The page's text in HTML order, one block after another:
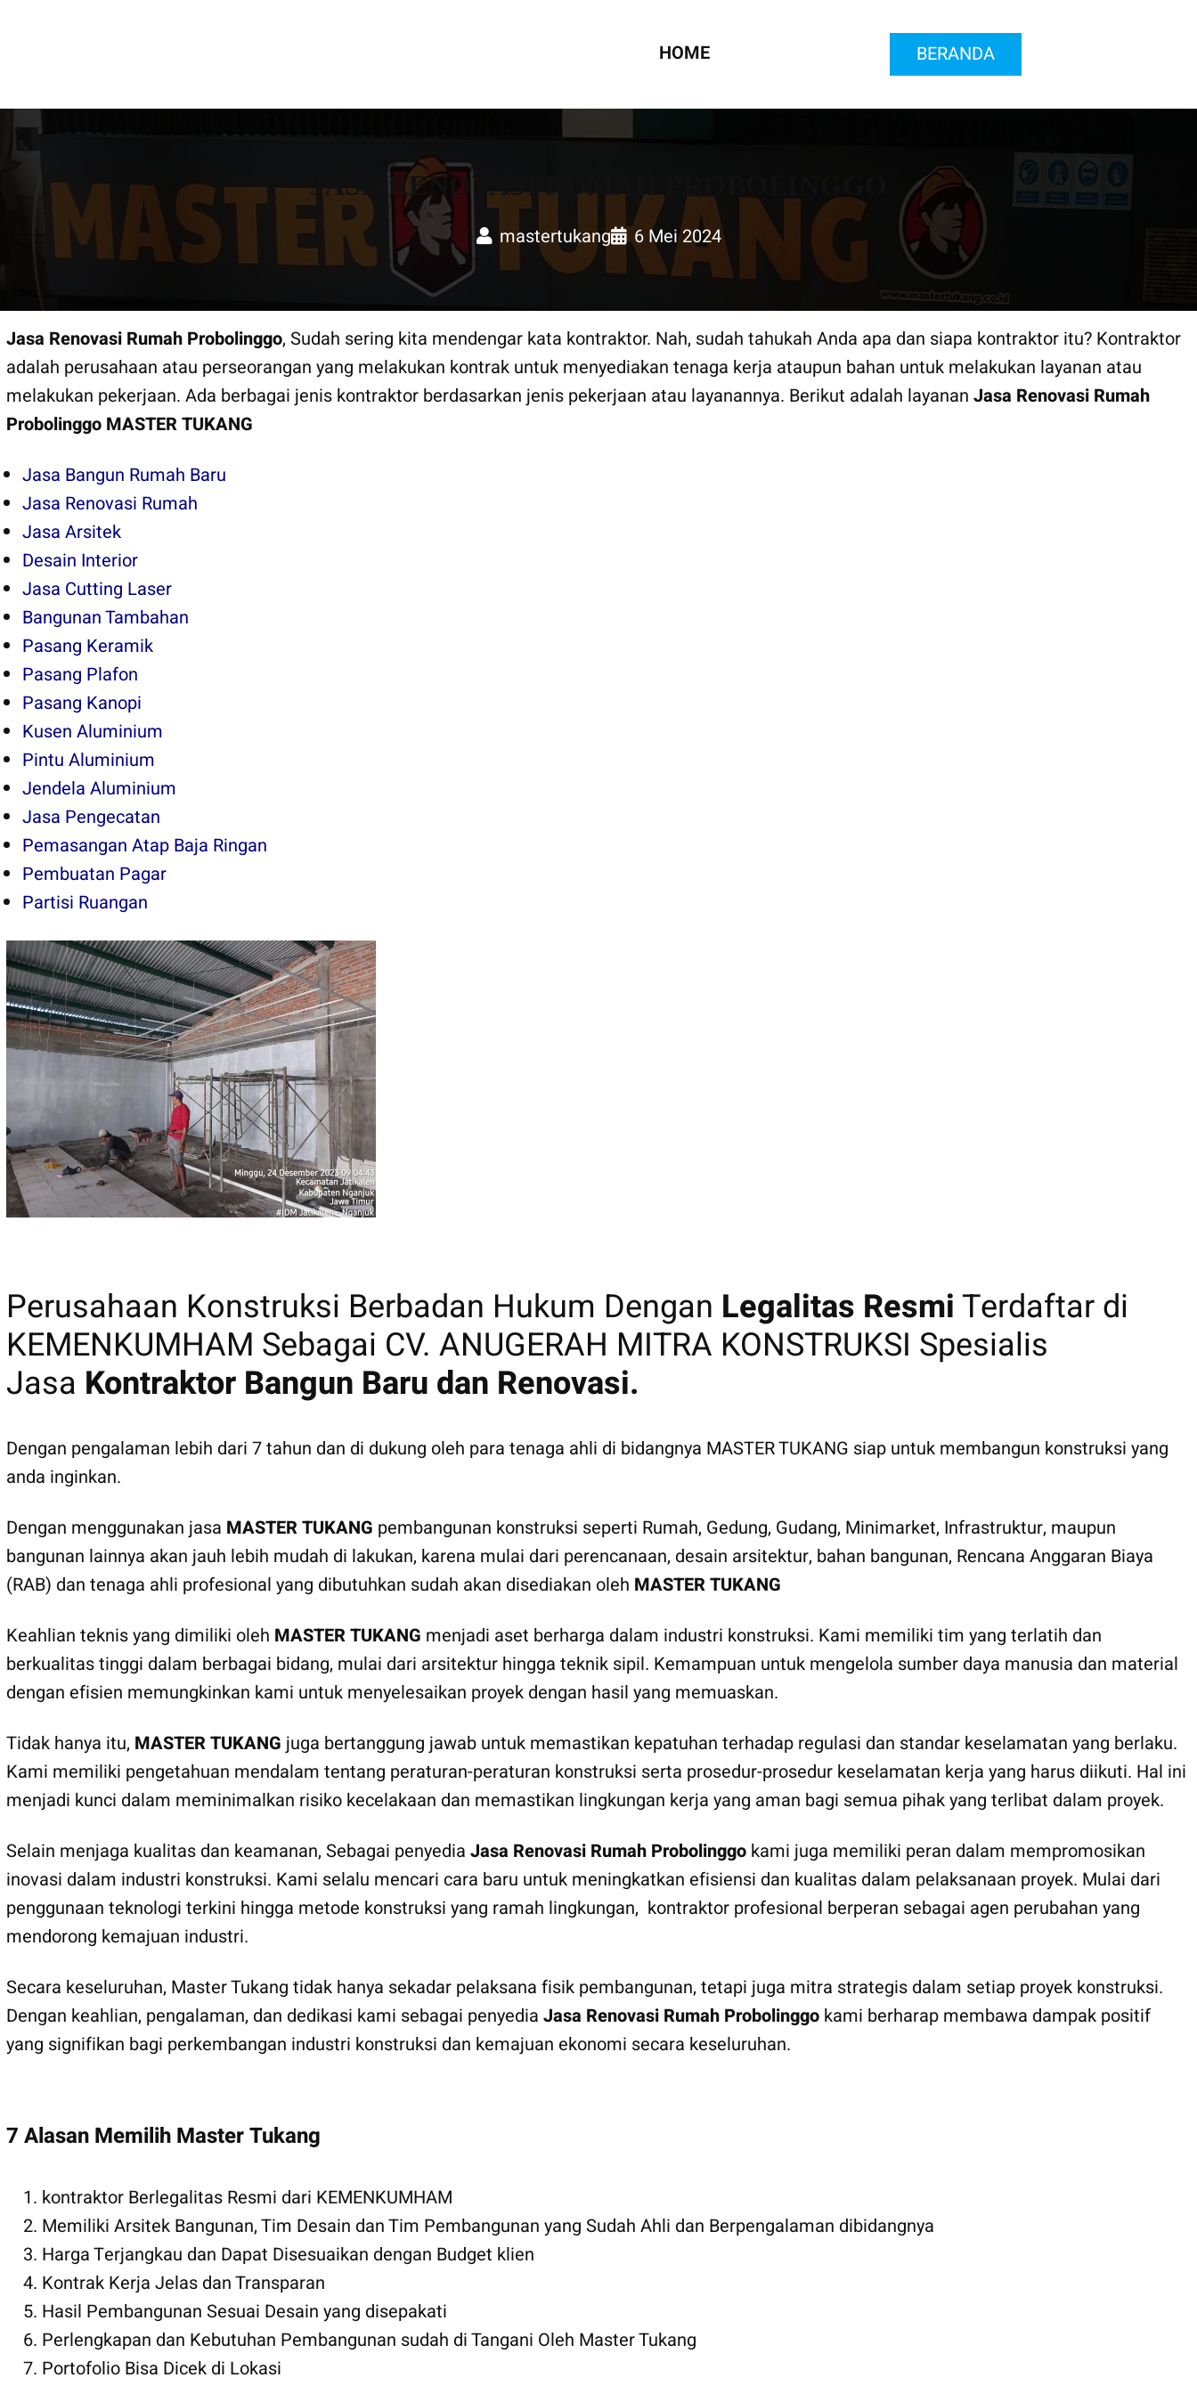
HOME BERANDA
JASA RENOVASI RUMAH PROBOLINGGO
mastertukang 6 Mei 2024
Jasa Renovasi Rumah Probolinggo, Sudah sering kita mendengar kata kontraktor. Nah, sudah tahukah Anda apa dan siapa kontraktor itu? Kontraktor
adalah perusahaan atau perseorangan yang melakukan kontrak untuk menyediakan tenaga kerja ataupun bahan untuk melakukan layanan atau
melakukan pekerjaan. Ada berbagai jenis kontraktor berdasarkan jenis pekerjaan atau layanannya. Berikut adalah layananJasa Renovasi Rumah
Probolinggo MASTER TUKANG
Jasa Bangun Rumah Baru
Jasa Renovasi Rumah
Jasa Arsitek
Desain Interior
Jasa Cutting Laser
Bangunan Tambahan
Pasang Keramik
Pasang Plafon
Pasang Kanopi
Kusen Aluminium
Pintu Aluminium
Jendela Aluminium
Jasa Pengecatan
Pemasangan Atap Baja Ringan
Pembuatan Pagar
Partisi Ruangan
Perusahaan Konstruksi Berbadan Hukum Dengan Legalitas ResmiTerdaftar di
KEMENKUMHAM Sebagai CV. ANUGERAH MITRA KONSTRUKSI Spesialis
Jasa Kontraktor Bangun Baru dan Renovasi.
Dengan pengalaman lebih dari 7 tahun dan di dukung oleh para tenaga ahli di bidangnya MASTER TUKANG siap untuk membangun konstruksi yang
anda inginkan.
Dengan menggunakan jasa MASTER TUKANG pembangunan konstruksi seperti Rumah, Gedung, Gudang, Minimarket, Infrastruktur, maupun
bangunan lainnya akan jauh lebih mudah di lakukan, karena mulai dari perencanaan, desain arsitektur, bahan bangunan, Rencana Anggaran Biaya
(RAB) dan tenaga ahli profesional yang dibutuhkan sudah akan disediakan oleh MASTER TUKANG
Keahlian teknis yang dimiliki oleh MASTER TUKANG menjadi aset berharga dalam industri konstruksi. Kami memiliki tim yang terlatih dan
berkualitas tinggi dalam berbagai bidang, mulai dari arsitektur hingga teknik sipil. Kemampuan untuk mengelola sumber daya manusia dan material
dengan efisien memungkinkan kami untuk menyelesaikan proyek dengan hasil yang memuaskan.
Tidak hanya itu, MASTER TUKANG juga bertanggung jawab untuk memastikan kepatuhan terhadap regulasi dan standar keselamatan yang berlaku.
Kami memiliki pengetahuan mendalam tentang peraturan-peraturan konstruksi serta prosedur-prosedur keselamatan kerja yang harus diikuti. Hal ini
menjadi kunci dalam meminimalkan risiko kecelakaan dan memastikan lingkungan kerja yang aman bagi semua pihak yang terlibat dalam proyek.
Selain menjaga kualitas dan keamanan, Sebagai penyediaJasa Renovasi Rumah Probolinggo kami juga memiliki peran dalam mempromosikan
inovasi dalam industri konstruksi. Kami selalu mencari cara baru untuk meningkatkan efisiensi dan kualitas dalam pelaksanaan proyek. Mulai dari
penggunaan teknologi terkini hingga metode konstruksi yang ramah lingkungan, kontraktor profesional berperan sebagai agen perubahan yang
mendorong kemajuan industri.
Secara keseluruhan, Master Tukang tidak hanya sekadar pelaksana fisik pembangunan, tetapi juga mitra strategis dalam setiap proyek konstruksi.
Dengan keahlian, pengalaman, dan dedikasi kami sebagai penyediaJasa Renovasi Rumah Probolinggo kami berharap membawa dampak positif
yang signifikan bagi perkembangan industri konstruksi dan kemajuan ekonomi secara keseluruhan.
7 Alasan Memilih Master Tukang
kontraktor Berlegalitas Resmi dari KEMENKUMHAM
Memiliki Arsitek Bangunan, Tim Desain dan Tim Pembangunan yang Sudah Ahli dan Berpengalaman dibidangnya
Harga Terjangkau dan Dapat Disesuaikan dengan Budget klien
Kontrak Kerja Jelas dan Transparan
Hasil Pembangunan Sesuai Desain yang disepakati
Perlengkapan dan Kebutuhan Pembangunan sudah di Tangani Oleh Master Tukang
Portofolio Bisa Dicek di Lokasi